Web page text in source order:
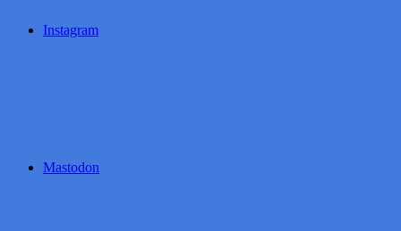
Instagram
Mastodon